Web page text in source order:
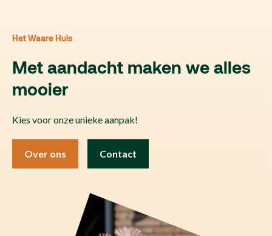
Het Waare Huis
Met aandacht maken we alles
mooier
Kies voor onze unieke aanpak!
Over ons Contact